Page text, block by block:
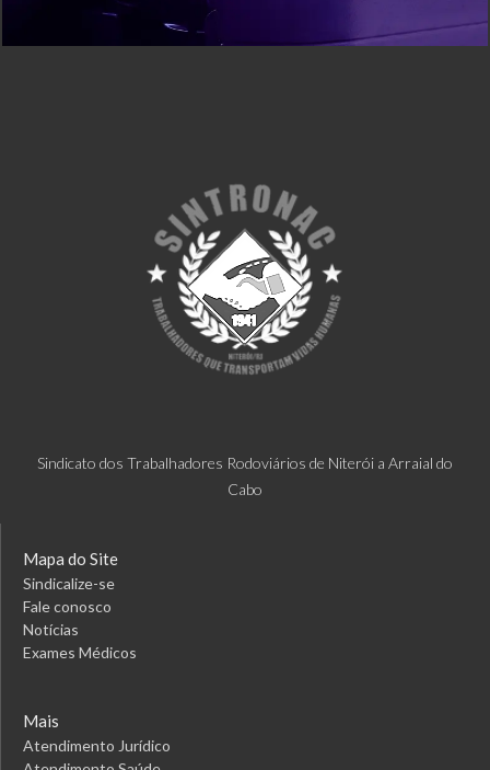
Sindicato dos Trabalhadores Rodoviários de Niterói a Arraial do
Cabo
Mapa do Site
Sindicalize-se
Fale conosco
Notícias
Exames Médicos
Mais
Atendimento Jurídico